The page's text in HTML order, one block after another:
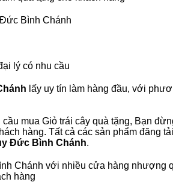
Bình Chánh
lý có nhu cầu
lấy uy tín làm hàng đầu, với
mua Giỏ trái cây quà tặng, Bạn
hàng. Tất cả các sản phẩm đăng
Đức Bình Chánh.
Chánh với nhiều cửa hàng
hàng